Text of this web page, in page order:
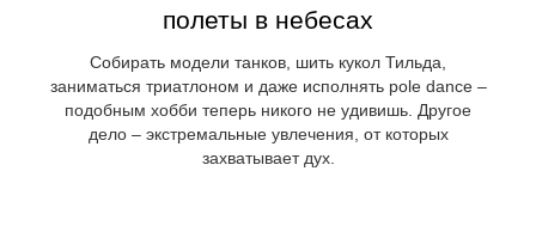
полеты в небесах
Собирать модели танков, шить кукол Тильда,
заниматься триатлоном и даже исполнять pole dance –
подобным хобби теперь никого не удивишь. Другое
дело – экстремальные увлечения, от которых
захватывает дух.